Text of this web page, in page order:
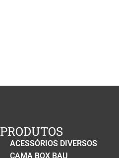
PRODUTOS
ACESSÓRIOS DIVERSOS
CAMA BOX BAU